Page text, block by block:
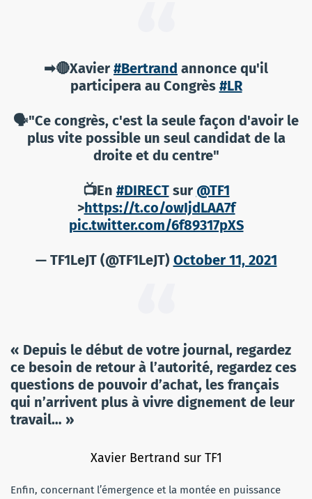
➡🔴Xavier #Bertrand annonce qu'il
participera au Congrès #LR
🗣️"Ce congrès, c'est la seule façon d'avoir le
plus vite possible un seul candidat de la
droite et du centre"
📺En #DIRECTsur @TF1
>https://t.co/owIjdLAA7f
pic.twitter.com/6f89317pXS
— TF1LeJT (@TF1LeJT) October 11, 2021
« Depuis le début de votre journal, regardez
ce besoin de retour à l’autorité, regardez ces
questions de pouvoir d’achat, les français
qui n’arrivent plus à vivre dignement de leur
travail… »
Xavier Bertrand sur TF1
Enfin, concernant l’émergence et la montée en puissance